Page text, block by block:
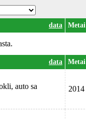
data Metai
data Metai
auto sa 2014